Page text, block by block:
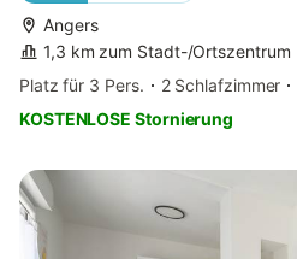
Angers
1,3 km zum Stadt-/Ortszentrum
Platz für 3 Pers.
2 Schlafzimmer
KOSTENLOSE Stornierung